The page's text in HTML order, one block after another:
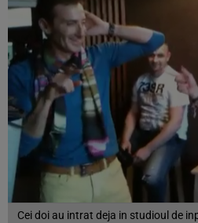
Cei doi au intrat deja in studioul de